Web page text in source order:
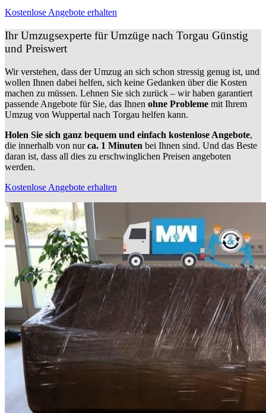
Kostenlose Angebote erhalten
Ihr Umzugsexperte für Umzüge nach Torgau Günstig
und Preiswert
Wir verstehen, dass der Umzug an sich schon stressig genug ist, und
wollen Ihnen dabei helfen, sich keine Gedanken über die Kosten
machen zu müssen. Lehnen Sie sich zurück – wir haben garantiert
passende Angebote für Sie, das Ihnen ohne Probleme mit Ihrem
Umzug von Wuppertal nach Torgau helfen kann.
Holen Sie sich ganz bequem und einfach kostenlose Angebote,
die innerhalb von nurca. 1 Minuten bei Ihnen sind. Und das Beste
daran ist, dass all dies zu erschwinglichen Preisen angeboten
werden.
Kostenlose Angebote erhalten